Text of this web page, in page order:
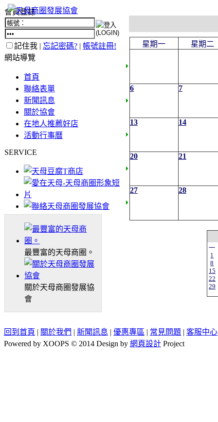
會員登錄
記住我 | 忘記密碼? | 帳號註冊!
網站導覽
首頁
聯絡表單
新聞訊息
關於協會
在地人推薦好店
活動行事曆
SERVICE
最豐富的天母商圈。
關於天母商圈發展協
會
星期一 星期二
6 7
13 14
20 21
27 28
一
1
8
15
22
29
回到首頁 | 關於我們 | 新聞訊息 | 優惠專區 | 常見問題 | 客服中心
Powered by XOOPS © 2014 Design by 網頁設計 Project